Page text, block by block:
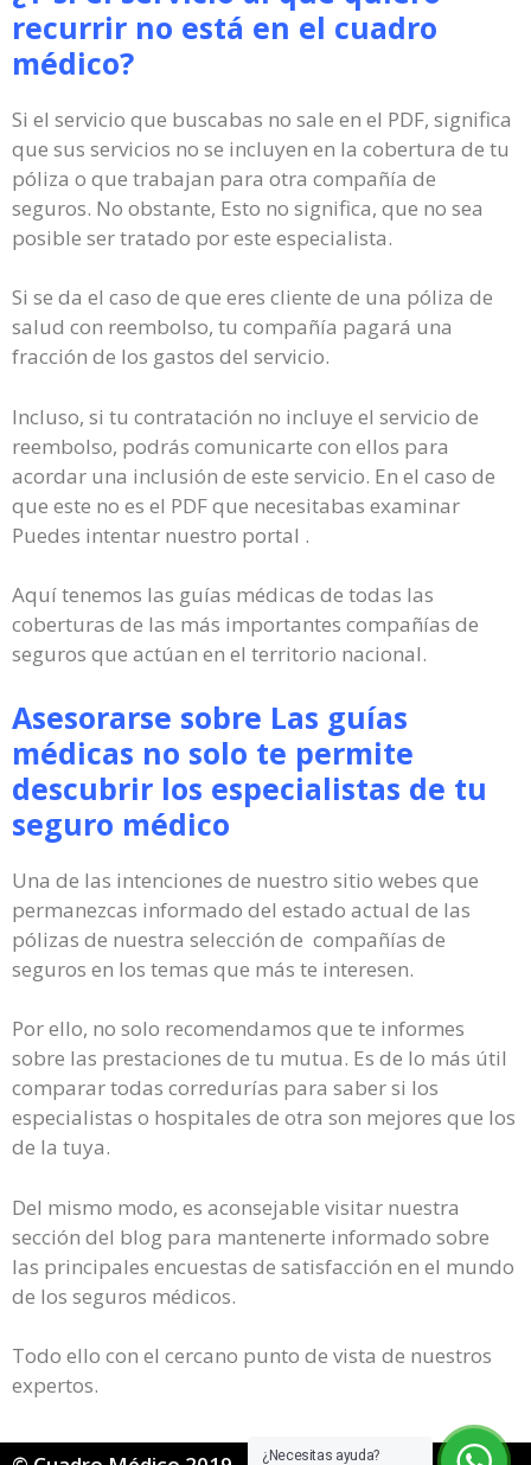
¿Necesitas ayuda?
recurrir no está en el cuadro
médico?
Si el servicio que buscabas no sale en el PDF, significa
que sus servicios no se incluyen en la cobertura de tu
póliza o que trabajan para otra compañía de
seguros. No obstante, Esto no significa, que no sea
posible ser tratado por este especialista.
Si se da el caso de que eres cliente de una póliza de
salud con reembolso, tu compañía pagará una
fracción de los gastos del servicio.
Incluso, si tu contratación no incluye el servicio de
reembolso, podrás comunicarte con ellos para
acordar una inclusión de este servicio. En el caso de
que este no es el PDF que necesitabas examinar
Puedes intentar nuestro portal .
Aquí tenemos las guías médicas de todas las
coberturas de las más importantes compañías de
seguros que actúan en el territorio nacional.
Asesorarse sobre Las guías
médicas no solo te permite
descubrir los especialistas de tu
seguro médico
Una de las intenciones de nuestro sitio webes que
permanezcas informado del estado actual de las
pólizas de nuestra selección de compañías de
seguros en los temas que más te interesen.
Por ello, no solo recomendamos que te informes
sobre las prestaciones de tu mutua. Es de lo más útil
comparar todas corredurías para saber si los
especialistas o hospitales de otra son mejores que los
de la tuya.
Del mismo modo, es aconsejable visitar nuestra
sección del blog para mantenerte informado sobre
las principales encuestas de satisfacción en el mundo
de los seguros médicos.
Todo ello con el cercano punto de vista de nuestros
expertos.